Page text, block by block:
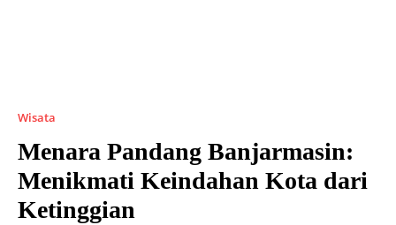
Wisata
Menara Pandang Banjarmasin:
Menikmati Keindahan Kota dari
Ketinggian